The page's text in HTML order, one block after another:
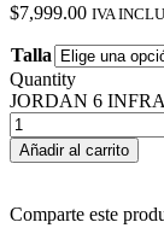
$7,999.00 IVA
Talla
Quantity
JORDAN 6
Añadir al carrito
Comparte este